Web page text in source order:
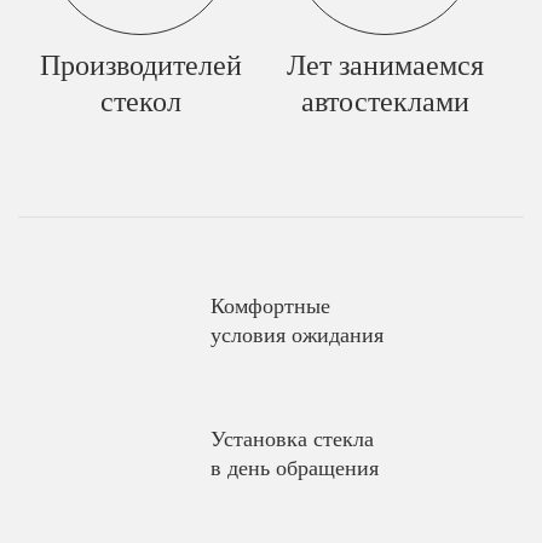
Производителей
стекол
Лет занимаемся
автостеклами
Комфортные
условия ожидания
Установка стекла
в день обращения